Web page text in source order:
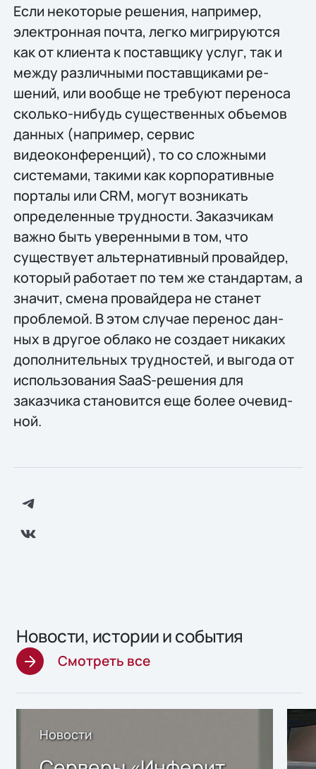
Если некоторые решения, например,
электронная почта, легко мигрируют­ся
как от клиента к поставщику услуг, так и
между различными поставщиками ре­
шений, или вообще не требуют переноса
сколько-нибудь существенных объемов
данных (например, сервис
видеоконференций), то со сложными
системами, таки­ми как корпоративные
порталы или CRM, могут возникать
определенные трудно­сти. Заказчикам
важно быть уверенными в том, что
существует альтернатив­ный провайдер,
который работает по тем же стандартам, а
значит, смена про­вайдера не станет
проблемой. В этом случае перенос дан­
ных в другое облако не создает никаких
дополнительных трудностей, и выгода от
использования SaaS-решения для
заказчика становится еще более очевид­
ной.
Новости, истории и события
Смотреть все
Новости